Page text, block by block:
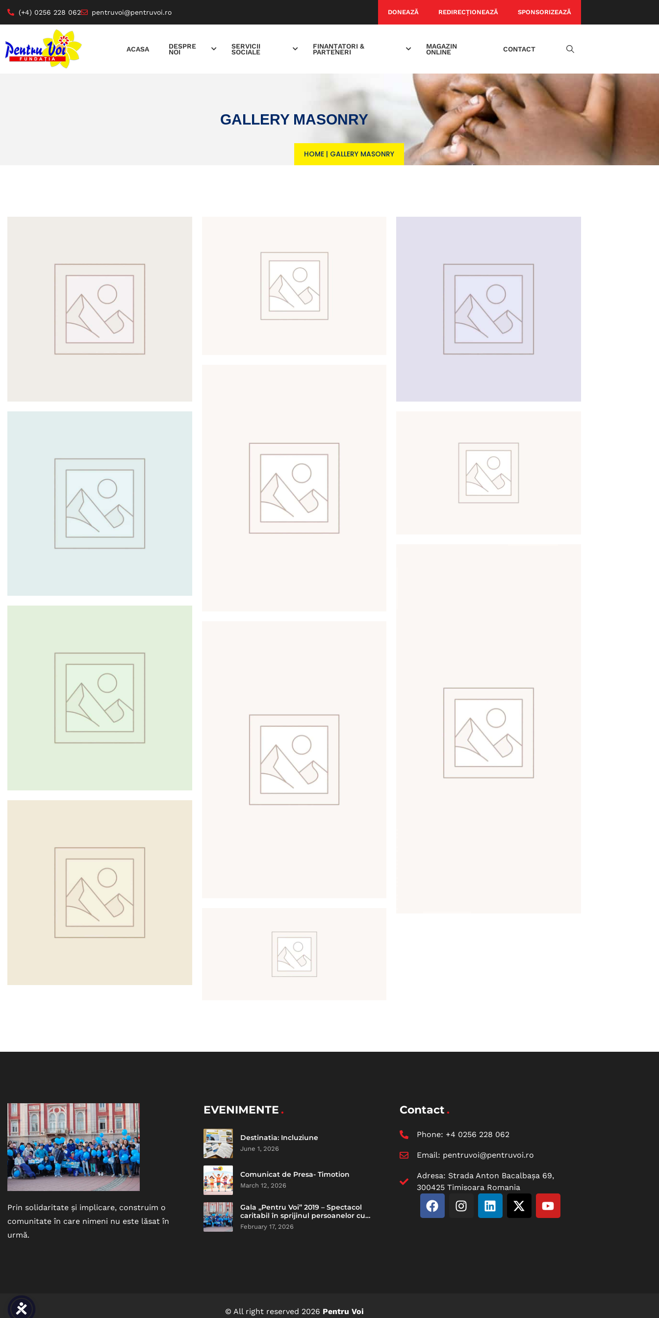
(+4) 0256 228 062 pentruvoi@pentruvoi.ro DONEAZĂ REDIRECȚIONEAZĂ SPONSORIZEAZĂ
ACASA DESPRE
NOI
SERVICII
SOCIALE
FINANȚATORI &
PARTENERI
MAGAZIN
ONLINE CONTACT
GALLERY MASONRY
HOME | GALLERY MASONRY
Prin solidaritate și implicare, construim o
comunitate în care nimeni nu este lăsat în
urmă.
EVENIMENTE
Destinatia: Incluziune
June 1, 2026
Comunicat de Presa- Timotion
March 12, 2026
Gala „Pentru Voi” 2019 – Spectacol
caritabil în sprijinul persoanelor cu
dizabilități intelectuale
February 17, 2026
Contact
Phone: +4 0256 228 062
Email: pentruvoi@pentruvoi.ro
Adresa: Strada Anton Bacalbașa 69,
300425 Timisoara Romania
© All right reserved 2026 Pentru Voi